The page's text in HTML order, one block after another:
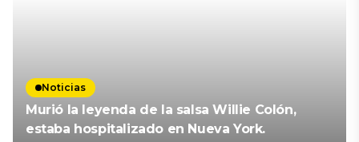
Noticias
Murió la leyenda de la salsa Willie Colón,
estaba hospitalizado en Nueva York.